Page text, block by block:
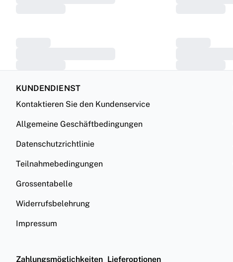
KUNDENDIENST
Kontaktieren Sie den Kundenservice
Allgemeine Geschäftbedingungen
Datenschutzrichtlinie
Teilnahmebedingungen
Grossentabelle
Widerrufsbelehrung
Impressum
Zahlungsmöglichkeiten Lieferoptionen